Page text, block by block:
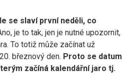
se slaví první neděli, co
je to tak, jen je nutné upozornit,
To totiž může začínat už
březnový den. Proto se datum
začíná kalendářní jaro tj.